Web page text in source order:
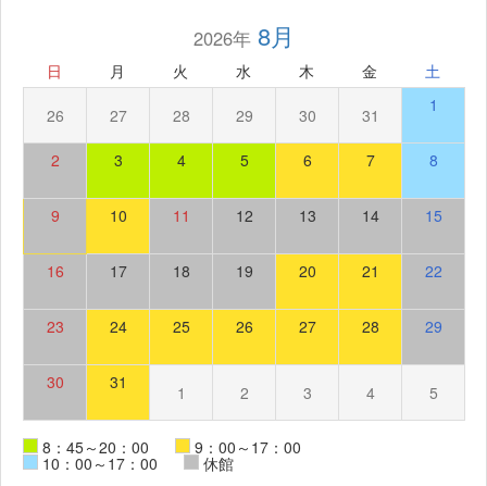
2026年8月
日 月 火 水 木 金 土
26 27 28 29 30 31 1
2 3 4 5 6 7 8
9 10 11 12 13 14 15
16 17 18 19 20 21 22
23 24 25 26 27 28 29
30 31 1 2 3 4 5
8：45～20：00 9：00～17：00
10：00～17：00
休館